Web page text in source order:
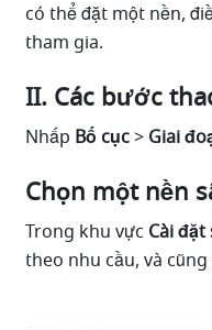
có thể đặt một nền,
tham gia.
II. Các bước
Nhấp Bố cục > Giai
Chọn một nền
Trong khu vực Cài
theo nhu cầu, và